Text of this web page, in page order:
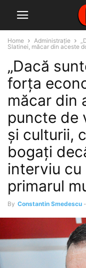
Home Administrație
Slatinei, măcar din aceste
„Dacă
forţa
măcar din
puncte de
şi culturii,
bogaţi
interviu cu
primarul
By Constantin Smedescu -